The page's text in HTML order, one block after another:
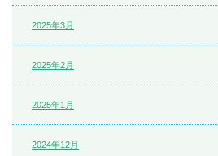
2025年3月
2025年2月
2025年1月
2024年12月